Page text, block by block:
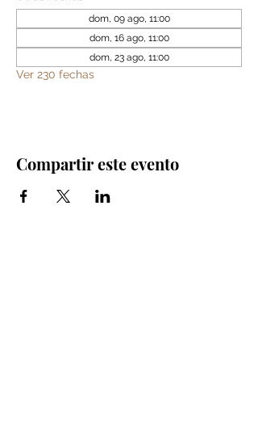
dom, 09 ago, 11:00
dom, 16 ago, 11:00
dom, 23 ago, 11:00
Ver 230 fechas
Compartir este evento